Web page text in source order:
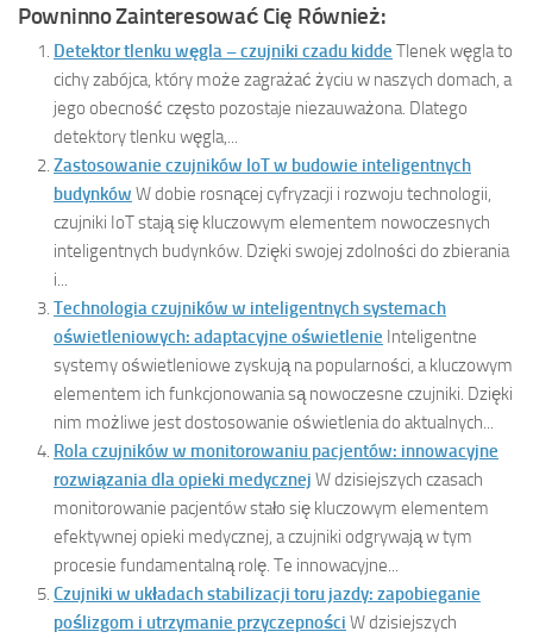
Powninno Zainteresować Cię Również:
Detektor tlenku węgla – czujniki czadu kidde Tlenek węgla to
cichy zabójca, który może zagrażać życiu w naszych domach, a
jego obecność często pozostaje niezauważona. Dlatego
detektory tlenku węgla,...
Zastosowanie czujników IoT w budowie inteligentnych
budynków W dobie rosnącej cyfryzacji i rozwoju technologii,
czujniki IoT stają się kluczowym elementem nowoczesnych
inteligentnych budynków. Dzięki swojej zdolności do zbierania
i...
Technologia czujników w inteligentnych systemach
oświetleniowych: adaptacyjne oświetlenie Inteligentne
systemy oświetleniowe zyskują na popularności, a kluczowym
elementem ich funkcjonowania są nowoczesne czujniki. Dzięki
nim możliwe jest dostosowanie oświetlenia do aktualnych...
Rola czujników w monitorowaniu pacjentów: innowacyjne
rozwiązania dla opieki medycznej W dzisiejszych czasach
monitorowanie pacjentów stało się kluczowym elementem
efektywnej opieki medycznej, a czujniki odgrywają w tym
procesie fundamentalną rolę. Te innowacyjne...
Czujniki w układach stabilizacji toru jazdy: zapobieganie
poślizgom i utrzymanie przyczepności W dzisiejszych